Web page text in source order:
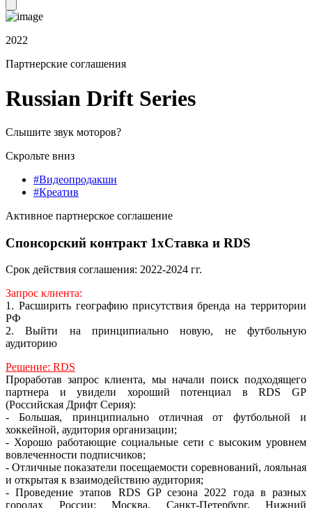
2022
Партнерские соглашения
Russian Drift Series
Слышите звук моторов?
Скрольте вниз
#Видеопродакшн
#Креатив
Активное партнерское соглашение
Спонсорский контракт 1xСтавка и RDS
Срок действия соглашения: 2022-2024 гг.
Запрос клиента:
1. Расширить географию присутствия бренда на территории
РФ
2. Выйти на принципиально новую, не футбольную
аудиторию
Решение: RDS
Проработав запрос клиента, мы начали поиск подходящего
партнера и увидели хороший потенциал в RDS GP
(Российская Дрифт Серия):
- Большая, принципиально отличная от футбольной и
хоккейной, аудитория организации;
- Хорошо работающие социальные сети с высоким уровнем
вовлеченности подписчиков;
- Отличные показатели посещаемости соревнований, лояльная
и открытая к взаимодействию аудитория;
- Проведение этапов RDS GP сезона 2022 года в разных
городах России: Москва, Санкт-Петербург, Нижний